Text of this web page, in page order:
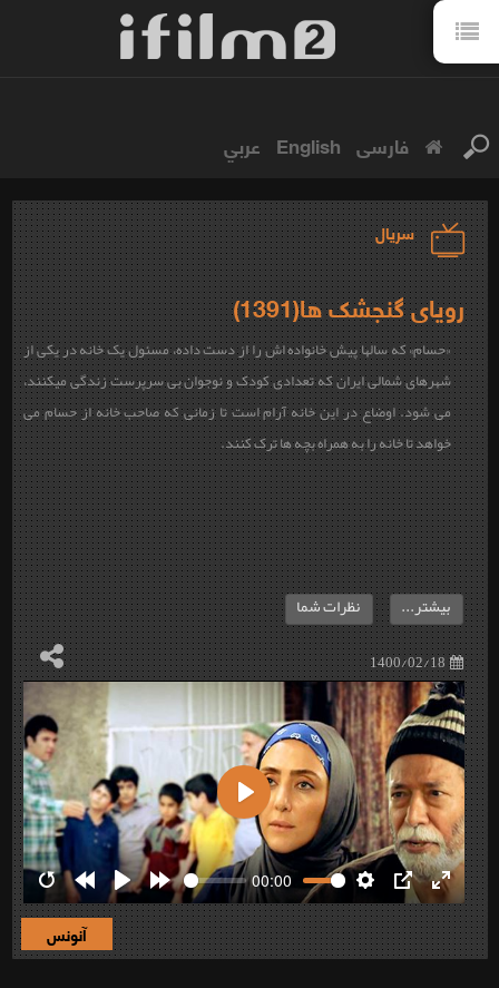
فارسی English عربي
سریال
رویای گنجشک ها(1391)
«حسام» که سالها پیش خانواده اش را از دست داده، مسئول یک خانه در یکی از
شهرهای شمالی ایران که تعدادی کودک و نوجوان بی سرپرست زندگی میکنند،
می شود. اوضاع در این خانه آرام است تا زمانی که صاحب خانه از حسام می
خواهد تا خانه را به همراه بچه ها ترک کنند.
1400/02/18
بیشتر... نظرات شما
RestartRewind
10s
Play Forward
10s
00:00
Settings
PIP Enter
Play
آنونس